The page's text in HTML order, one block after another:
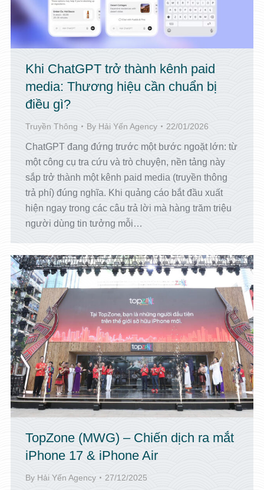
Khi ChatGPT trở thành kênh paid
media: Thương hiệu cần chuẩn bị
điều gì?
Truyền Thông By Hải Yến Agency 22/01/2026
ChatGPT đang đứng trước một bước ngoặt lớn: từ
một công cụ tra cứu và trò chuyện, nền tảng này
sắp trở thành một kênh paid media (truyền thông
trả phí) đúng nghĩa. Khi quảng cáo bắt đầu xuất
hiện ngay trong các câu trả lời mà hàng trăm triệu
người dùng tin tưởng mỗi…
TopZone (MWG) – Chiến dịch ra mắt
iPhone 17 & iPhone Air
By Hải Yến Agency 27/12/2025